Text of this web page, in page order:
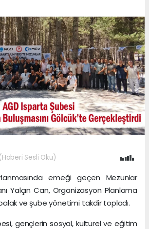
(Haberi Sesli Oku)
emeği geçen Mezunlar
Yalçın Can, Organizasyon Planlama
ve şube yönetimi takdir topladı.
gençlerin sosyal, kültürel ve eğitim